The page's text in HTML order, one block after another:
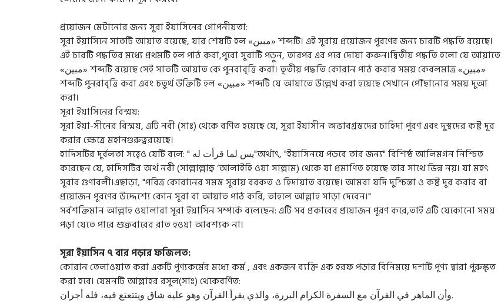
প্রয়োজন মেটানোর জন্য সূরা ইয়াসিনের গোপনীয়তা:
সূরা ইয়াসিনে সাতটি আয়াত রয়েছে, যার শেষটি হল «مبين» শব্দটি। এই সূরায় প্রয়োজন পূরণের জন্য চারটি পদ্ধতি রয়েছে।
এই চারটি পদ্ধতির মধ্যে প্রথমটি হল পাঠ করা,পুরো সূরাটি পড়ুন, তারপর এর পরে দোয়া করুন।দ্বিতীয় পদ্ধতি হলো যে আয়াতে
«مبين» শব্দটি রয়েছে সেই সাতটি আয়াত কে পুনরাবৃত্তি করা। তৃতীয় পদ্ধতি কোরান পাঠ করার সময় কেবলমাত্র «مبين»
শব্দটি পুনরাবৃত্তি করা এবং চতুর্থ উক্তিটি হল «مبين» শব্দটি যে আয়াতে উল্লেখ করা হয়েছে সেখানে পৌঁছানোর সময় দুআ
করা।
সূরা ইয়াসিনের বিস্ময়:
সূরা ইয়া-সীনের বিস্ময়, এটি নবী (সাঃ) থেকে বর্ণিত হয়েছে যে, সূরা ইয়াসীন অভাবগ্রস্তদের চাহিদা পূরণ এবং দুস্থদের কষ্ট দূর
করার ক্ষেত্রে মহানগুরুত্বরয়েছে।
হাদিসটির দুর্বলতা সত্ত্বেও যেটি বলে: " يس لما قرأت له"অর্থাৎ, "ইয়াসিনযে পড়বে তার জন্য" বিশিষ্ঠ আলিমগন নিশ্চিত
করেছেন যে, হাদিসটির অর্থ নবী (সাল্লাল্লাহু ‘আলাইহি ওয়া সাল্লাম) থেকে যা প্রমাণিত হয়েছে তার সাথে ভিন্ন নয়। যা মহৎ
সূরার গুণাবলী।এছাড়া, "পবিত্র কোরানের সমস্ত সূরায় বরকত ও হিদায়াত রয়েছে। আমরা যদি দুশ্চিন্তা ও কষ্ট দূর করার বা
প্রয়োজন পূরণের উদ্দেশ্যে কোন সূরা বা আয়াত পাঠ করি, তাহলে আল্লাহ সাড়া দেবেন।"
সর্বশক্তিমান আল্লাহ ওয়ালারা সূরা ইয়াসিন সম্পর্কে বলেছেন: এটি সব প্রকারের প্রয়োজন পূরণ করে,তাই এটি যেকোনো সময়
পড়া যেতে পারে শুক্রবারের রাত হওয়া আবশ্যক না।
সূরা ইয়াসিন ৭ বার পড়ার ফজিলত:
কোরান তেলাওয়াত করা একটি পূণ্যকর্মের মধ্যে কর্ম , এবং একজন ব্যক্তি এক হরফ পড়ার বিনিময়ে দশটি পূণ্য দ্বারা পুরুস্কৃত
করা হবে। যেমনটি আল্লাহর রসূল(সাঃ) থেকেবর্ণিত:
وأن الماهر في القرآن مع السفرة الكرام البررة، والذي يقرأ القرآن وهو عليه شاق ويتتعتع فيه، فله أجران.